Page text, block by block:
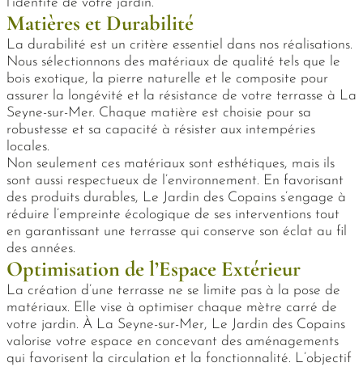
Matières et Durabilité
La durabilité est un critère essentiel dans nos réalisations.
Nous sélectionnons des matériaux de qualité tels que le
bois exotique, la pierre naturelle et le composite pour
assurer la longévité et la résistance de votre terrasse à La
Seyne-sur-Mer. Chaque matière est choisie pour sa
robustesse et sa capacité à résister aux intempéries
locales.
Non seulement ces matériaux sont esthétiques, mais ils
sont aussi respectueux de l’environnement. En favorisant
des produits durables, Le Jardin des Copains s’engage à
réduire l’empreinte écologique de ses interventions tout
en garantissant une terrasse qui conserve son éclat au fil
des années.
Optimisation de l’Espace Extérieur
La création d’une terrasse ne se limite pas à la pose de
matériaux. Elle vise à optimiser chaque mètre carré de
votre jardin. À La Seyne-sur-Mer, Le Jardin des Copains
valorise votre espace en concevant des aménagements
qui favorisent la circulation et la fonctionnalité. L’objectif